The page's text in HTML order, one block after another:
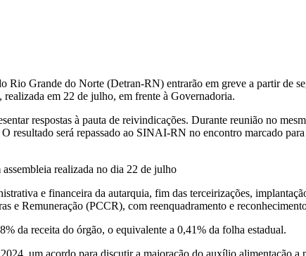
Rio Grande do Norte (Detran-RN) entrarão em greve a partir de
em 22 de julho, em frente à Governadoria.
respostas à pauta de reivindicações. Durante reunião no
resultado será repassado ao SINAI-RN no encontro marcado
realizada no dia 22 de julho
e financeira da autarquia, fim das terceirizações,
e Remuneração (PCCR), com reenquadramento e
da receita do órgão, o equivalente a 0,41% da folha estadual.
um acordo para discutir a majoração do auxílio alimentação